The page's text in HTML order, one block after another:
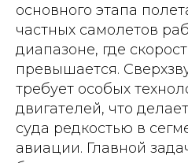
основного этапа
частных самолетов
диапазоне, где
превышается.
требует особых
двигателей, что
суда редкостью в
авиации. Главной